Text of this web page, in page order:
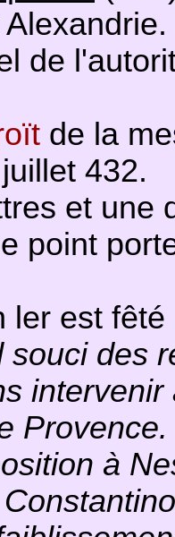
de
de la
432.
et une
point
ler est
souci des
à